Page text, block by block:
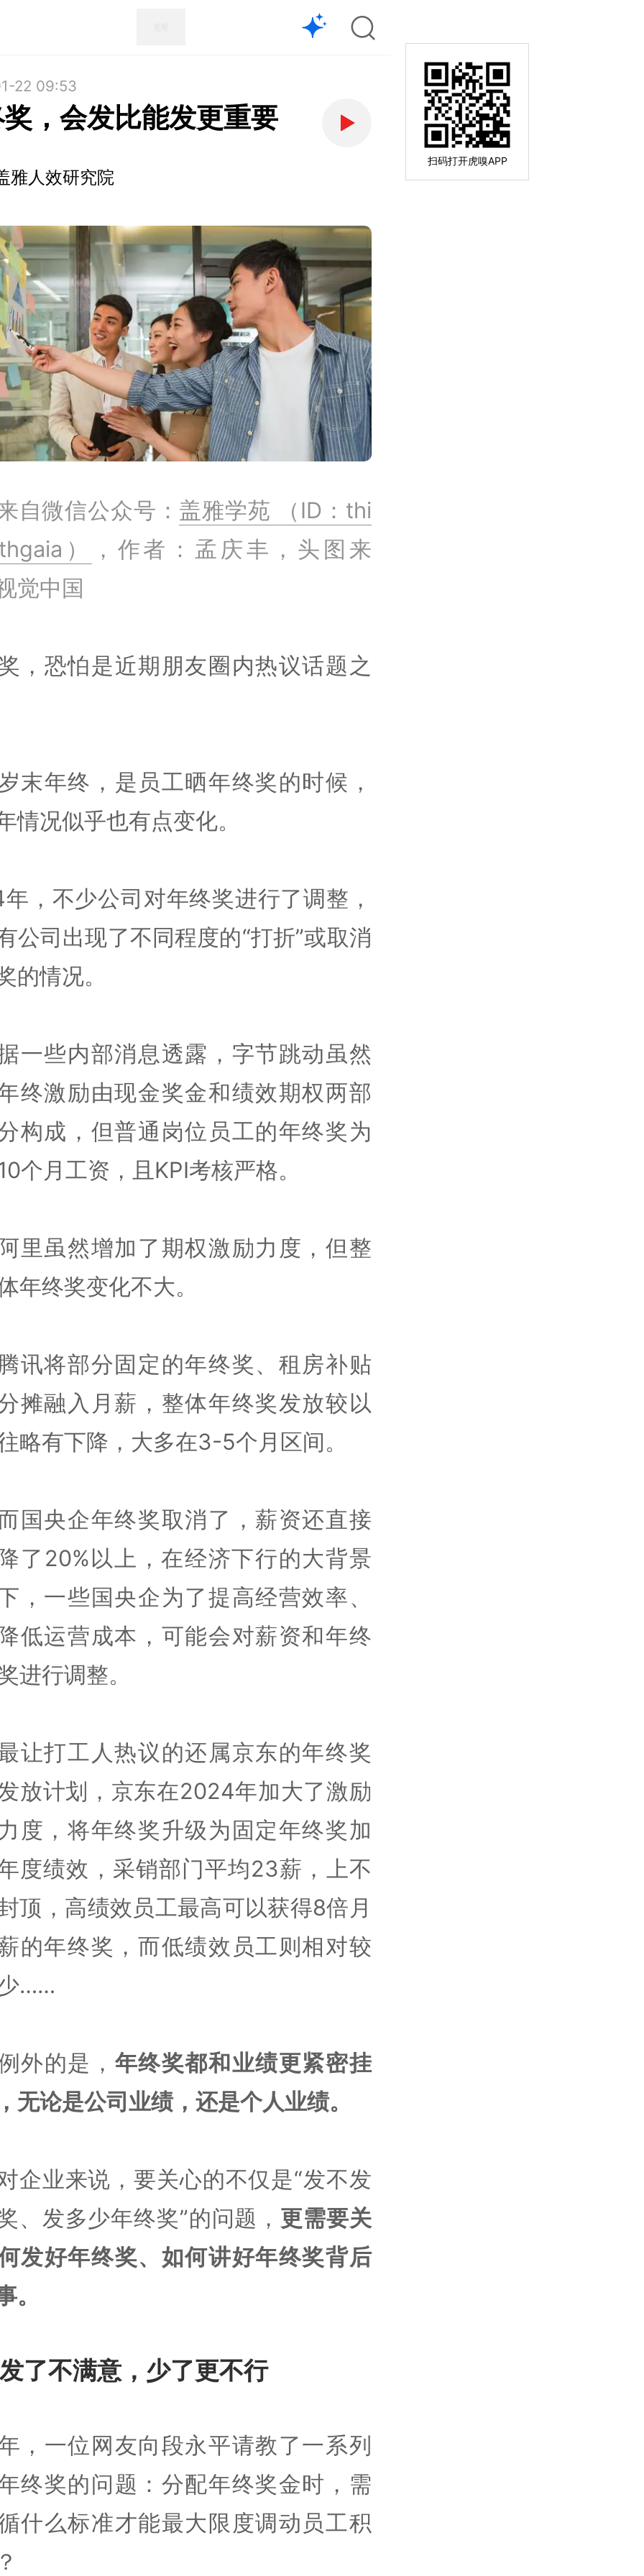
扫码打开虎嗅APP
22 09:53
，会发比能发更重要
雅人效研究院
自微信公众号： 盖雅学苑 （ID：thi
）
，作者：孟庆丰，头图来
觉中国
，恐怕是近期朋友圈内热议话题之
末年终，是员工晒年终奖的时候，
情况似乎也有点变化。
，不少公司对年终奖进行了调整，
公司出现了不同程度的“打折”或取消
的情况。
一些内部消息透露，字节跳动虽然
终激励由现金奖金和绩效期权两部
构成，但普通岗位员工的年终奖为
个月工资，且KPI考核严格。
里虽然增加了期权激励力度，但整
年终奖变化不大。
讯将部分固定的年终奖、租房补贴
摊融入月薪，整体年终奖发放较以
略有下降，大多在3-5个月区间。
国央企年终奖取消了，薪资还直接
了20%以上，在经济下行的大背景
，一些国央企为了提高经营效率、
低运营成本，可能会对薪资和年终
进行调整。
让打工人热议的还属京东的年终奖
放计划，京东在2024年加大了激励
度，将年终奖升级为固定年终奖加
度绩效，采销部门平均23薪，上不
顶，高绩效员工最高可以获得8倍月
的年终奖，而低绩效员工则相对较
……
外的是， 年终奖都和业绩更紧密挂
无论是公司业绩，还是个人业绩。
企业来说，要关心的不仅是“发不发
、发多少年终奖”的问题， 更需要关
发好年终奖、如何讲好年终奖背后
。
了不满意，少了更不行
，一位网友向段永平请教了一系列
终奖的问题：分配年终奖金时，需
什么标准才能最大限度调动员工积